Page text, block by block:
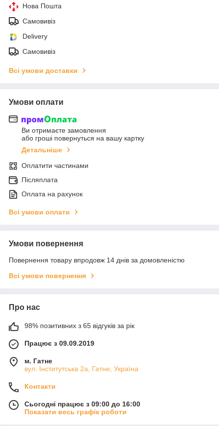
Нова Пошта
Самовивіз
Delivery
Самовивіз
Всі умови доставки
Умови оплати
Ви отримаєте замовлення
або гроші повернуться на вашу картку
Детальніше
Оплатити частинами
Післяплата
Оплата на рахунок
Всі умови оплати
Умови повернення
Повернення товару впродовж 14 днів за домовленістю
Всі умови повернення
Про нас
98% позитивних з 65 відгуків за рік
Працює з 09.09.2019
м. Гатне
вул. Інститутська 2а, Гатне, Україна
Контакти
Сьогодні працює з 09:00 до 16:00
Показати весь графік роботи